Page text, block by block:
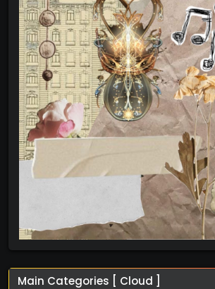
Main Categories [ Cloud ]